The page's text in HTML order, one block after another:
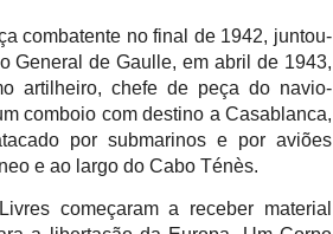
combatente no final de 1942, juntou-
General de Gaulle, em abril de 1943,
artilheiro, chefe de peça do navio-
comboio com destino a Casablanca,
por submarinos e por aviões
e ao largo do Cabo Ténès.
começaram a receber material